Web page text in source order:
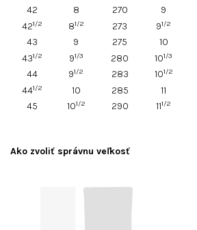
42
8 270 9
421/2 81/2 273 91/2
43
9 275 10
431/2 91/3 280 101/3
44
91/2 283 101/2
441/2 10 285 11
45
101/2 290 111/2
Ako zvoliť správnu veľkosť